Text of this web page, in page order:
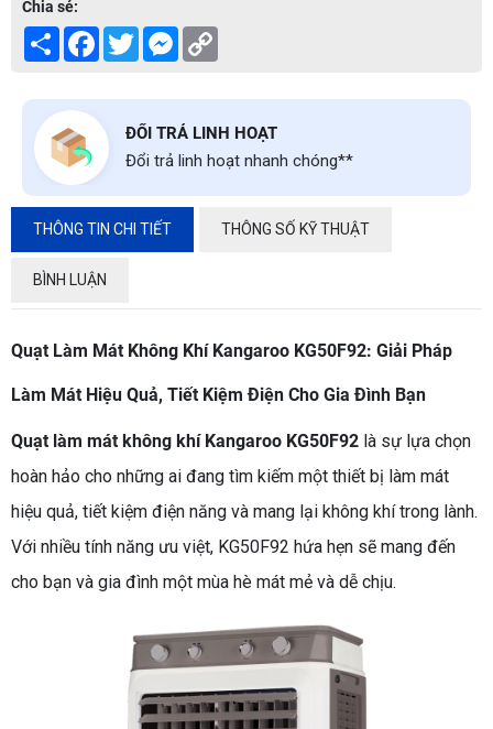
Chia sẻ:
Share Facebook
TwitterMessenger
ĐỔI TRẢ LINH HOẠT
Đổi trả linh hoạt nhanh chóng**
THÔNG TIN CHI TIẾT THÔNG SỐ KỸ THUẬT
BÌNH LUẬN
Quạt Làm Mát Không Khí Kangaroo KG50F92: Giải Pháp
Làm Mát Hiệu Quả, Tiết Kiệm Điện Cho Gia Đình Bạn
Quạt làm mát không khí Kangaroo KG50F92 là sự lựa chọn
hoàn hảo cho những ai đang tìm kiếm một thiết bị làm mát
hiệu quả, tiết kiệm điện năng và mang lại không khí trong lành.
Với nhiều tính năng ưu việt, KG50F92 hứa hẹn sẽ mang đến
cho bạn và gia đình một mùa hè mát mẻ và dễ chịu.